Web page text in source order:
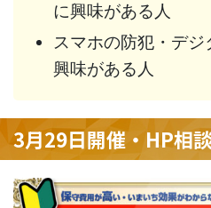
に興味がある人
スマホの防犯・デジ
興味がある人
3月29日開催・HP相